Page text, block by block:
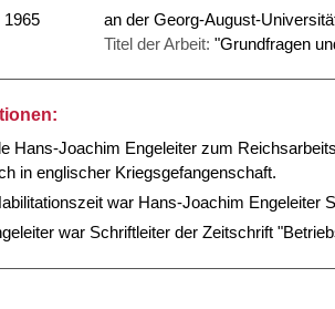
1965
an der Georg-August-
Titel der Arbeit: "Grundfragen
Hans-Joachim Engeleiter zum
in englischer Kriegsgefangenschaft.
war Hans-Joachim Engeleiter
war Schriftleiter der Zeitschrift